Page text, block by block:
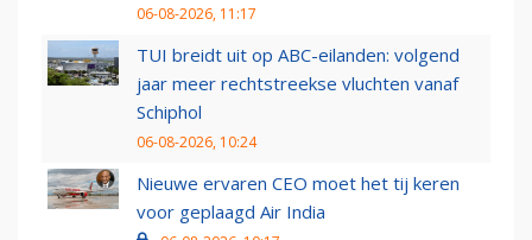
06-08-2026, 11:17
TUI breidt uit op ABC-eilanden: volgend
jaar meer rechtstreekse vluchten vanaf
Schiphol
06-08-2026, 10:24
Nieuwe ervaren CEO moet het tij keren
voor geplaagd Air India